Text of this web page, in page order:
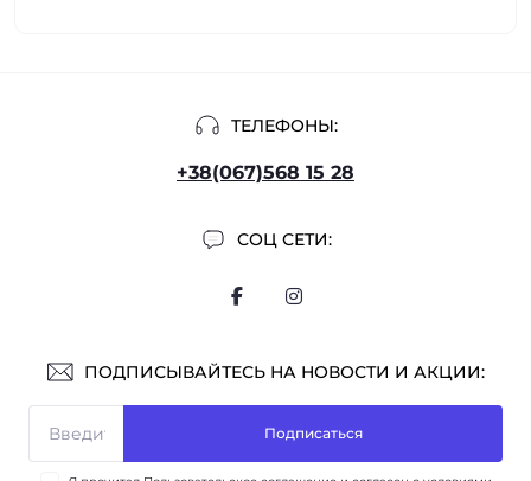
ТЕЛЕФОНЫ:
+38(067)568 15 28
СОЦ СЕТИ:
ПОДПИСЫВАЙТЕСЬ НА НОВОСТИ И АКЦИИ:
Подписаться